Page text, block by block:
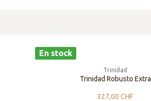
En stock
Trinidad
Trinidad Robusto Extra
327,00 CHF